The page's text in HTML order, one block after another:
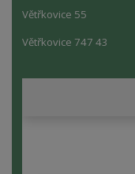
Větřkovice 55
Větřkovice 747 43